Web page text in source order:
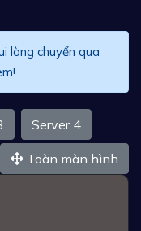
lòng chuyển qua
Server 4
Toàn màn hình